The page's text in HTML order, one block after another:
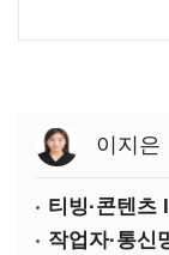
이지은